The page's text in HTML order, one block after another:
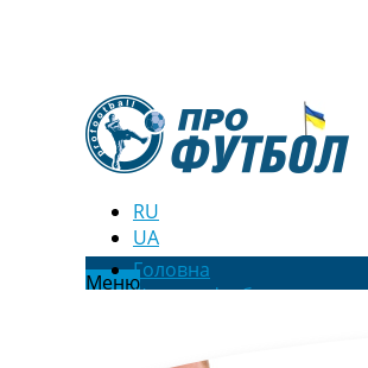
RU
UA
МенюГоловна
Новини футболу